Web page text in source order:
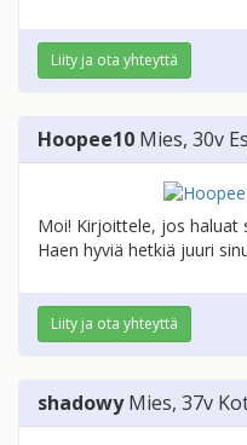
Liity ja ota yhteyttä
Hoopee10 Mies, 30v
Moi! Kirjoittele, jos haluat
Haen hyviä hetkiä juuri
Liity ja ota yhteyttä
shadowy Mies, 37v